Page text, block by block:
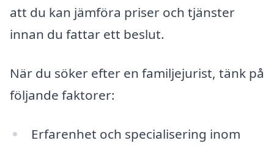
att du kan jämföra priser och tjänster
innan du fattar ett beslut.
När du söker efter en familjejurist, tänk på
följande faktorer:
Erfarenhet och specialisering inom